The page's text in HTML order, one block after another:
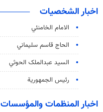
اخبار الشخصيات
الامام الخامنئي
الحاج قاسم سليماني
السید عبدالملک الحوثي
رئيس الجمهورية
اخبار المنظمات والمؤسسات